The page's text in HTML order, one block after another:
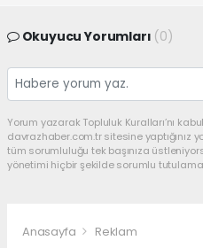
Okuyucu Yorumları (0)
Yorum yazarak Topluluk Kuralları’nı
davrazhaber.com.tr sitesine yaptığınız
tüm sorumluluğu tek başınıza
yönetimi hiçbir şekilde sorumlu
Anasayfa Reklam